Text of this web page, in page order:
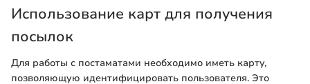
Использование карт для получения
посылок
Для работы с постаматами необходимо иметь карту,
позволяющую идентифицировать пользователя. Это